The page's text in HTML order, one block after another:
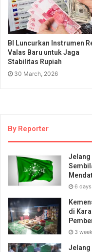
BI Luncurkan Instrumen
Valas Baru untuk Jaga
Stabilitas Rupiah
30 March, 2026
By Reporter
Jelang
6
di
3
Jelang